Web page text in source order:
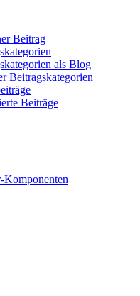
Beitrag
als Blog
Beitragskategorien
Beiträge
Komponenten